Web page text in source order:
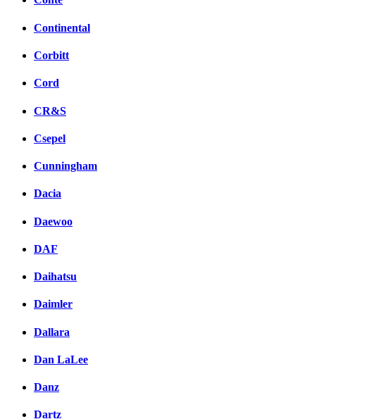
Continental
Corbitt
Cord
CR&S
Csepel
Cunningham
Dacia
Daewoo
DAF
Daihatsu
Daimler
Dallara
Dan LaLee
Danz
Dartz